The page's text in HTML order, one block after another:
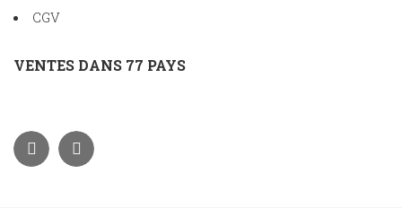
CGV
VENTES DANS 77 PAYS